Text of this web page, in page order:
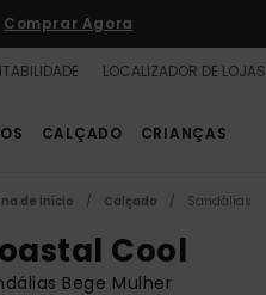
Comprar Agora
LOCALIZADOR DE LOJAS
CALÇADO CRIANÇAS
de início Calçado Sandálias
Cool
Bege Mulher